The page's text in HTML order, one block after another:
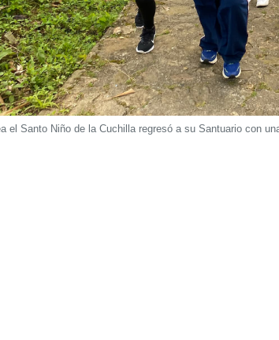
el Santo Niño de la Cuchilla regresó a su Santuario con